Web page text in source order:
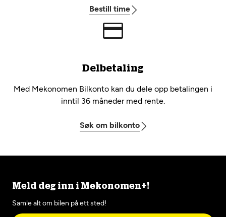
Bestill time
Delbetaling
Med Mekonomen Bilkonto kan du dele opp betalingen i
inntil 36 måneder med rente.
Søk om bilkonto
Meld deg inn i Mekonomen+!
Samle alt om bilen på ett sted!